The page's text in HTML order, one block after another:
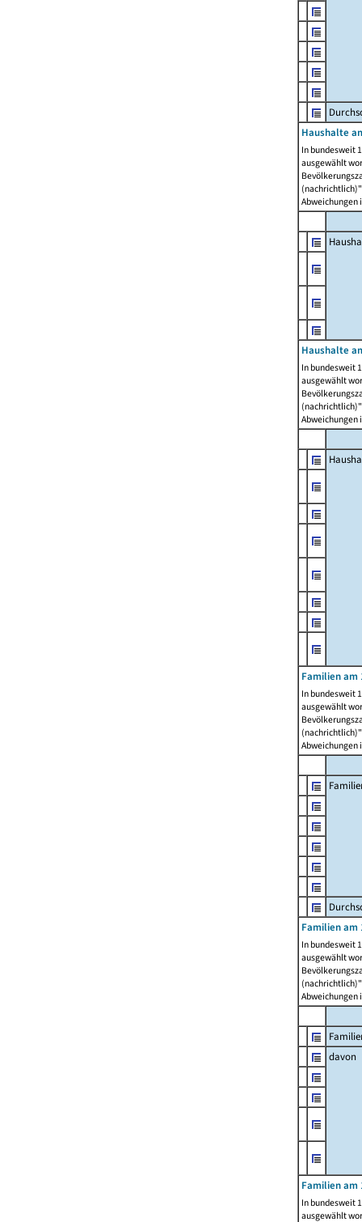
Haushalte
In bundesweit
ausgewählt
Abweichungen
Haushalte
In bundesweit
ausgewählt
Abweichungen
Familien am
In bundesweit
ausgewählt
Abweichungen
Familien am
In bundesweit
ausgewählt
Abweichungen
davon
Familien am
In bundesweit
ausgewählt